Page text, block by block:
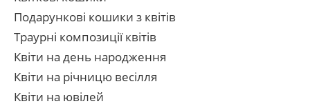
Подарункові кошики з квітів
Траурні композиції квітів
Квіти на день народження
Квіти на річницю весілля
Квіти на ювілей